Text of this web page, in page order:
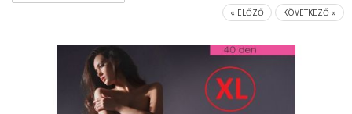
« ELŐZŐ KÖVETKEZŐ »